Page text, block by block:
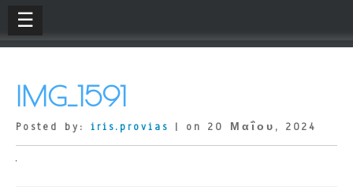
☰
IMG_1591
Posted by: iris.provias | on 20 Μαΐου, 2024